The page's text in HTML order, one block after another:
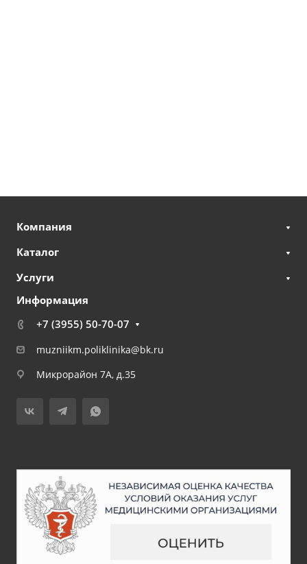
Компания
Каталог
Услуги
Информация
+7 (3955) 50-70-07
muzniikm.poliklinika@bk.ru
Микрорайон 7А, д.35